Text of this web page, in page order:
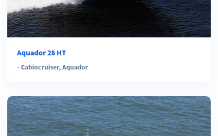
Aquador 28 HT
- Cabincruiser,Aquador